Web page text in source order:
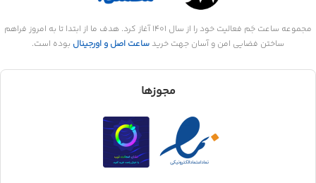
مجموعه ساعت جَم فعالیت خود را از سال 1401 آغاز کرد. هدف ما از ابتدا تا به امروز فراهم
ساختن فضایی امن و آسان جهت خرید ساعت اصل و اورجینال بوده است.
مجوزها